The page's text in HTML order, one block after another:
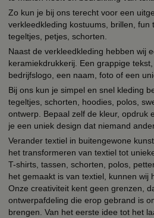
Zo kun je bij ons terecht voor een
verkleedkleding kostuums, brillen, fun
tegeltjes, petjes, schorten.
Naast de verkleedkleding hebben wij
keramiekdrukkerij. Een grappige
bedrijfslogo, een naam, foto of een
Bij ons kun je simpel en snel kleding
tegeltjes, schorten, hoodies, polos,
ontwerp. Bepaal zelf de kleur, opdruk
je een uniek design dat niemand
Verander textiel in buitengewone
het transformeren van textiel tot
T-shirts, tassen, schorten, polos,
het gemaakt is van textiel, kunnen wij
Onze creativiteit kent geen grenzen,
ontwerpafdeling die erop gebrand is
brengen. Van het eerste idee tot het